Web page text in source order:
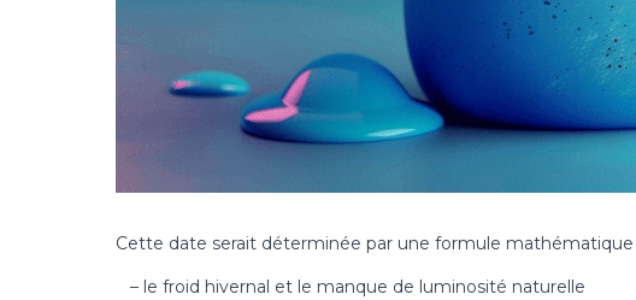
Cette date serait déterminée par une formule
– le froid hivernal et le manque de luminosité naturelle